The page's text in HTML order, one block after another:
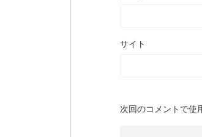
サイト
次回のコメントで使